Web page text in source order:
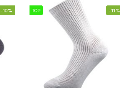
-10% TOP -11%